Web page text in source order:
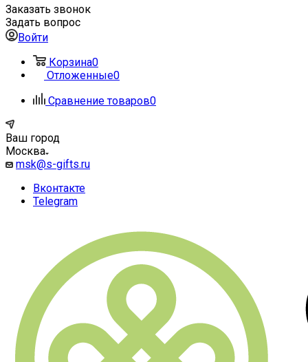
Заказать звонок
Задать вопрос
Войти
Корзина0
Отложенные0
Сравнение товаров0
Ваш город
Москва
msk@s-gifts.ru
Вконтакте
Telegram